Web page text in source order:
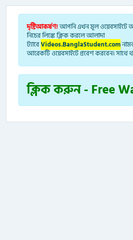
দৃষ্টিআকর্ষণ!আপনি এখন মূল ওয়েবসাইটে
নিচের লিঙ্কে ক্লিক করলে আলাদা
ট্যাবেVideos.BanglaStudent.com
আরেকটি ওয়েবসাইটে প্রবেশ করবেন। সাথে
ক্লিক করুন -Free